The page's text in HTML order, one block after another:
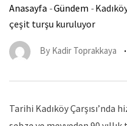
Anasayfa -Gündem -
çeşit turşu kuruluyor
By Kadir Toprakkaya
Tarihi Kadıköy